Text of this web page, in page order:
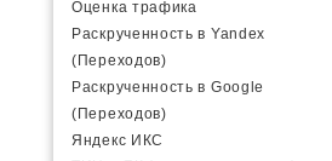
Оценка трафика
Раскрученность в Yandex
(Переходов)
Раскрученность в Google
(Переходов)
Яндекс ИКС